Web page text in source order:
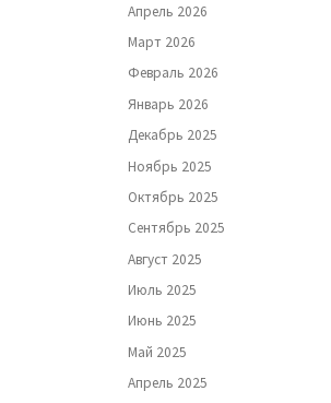
Апрель 2026
Март 2026
Февраль 2026
Январь 2026
Декабрь 2025
Ноябрь 2025
Октябрь 2025
Сентябрь 2025
Август 2025
Июль 2025
Июнь 2025
Май 2025
Апрель 2025